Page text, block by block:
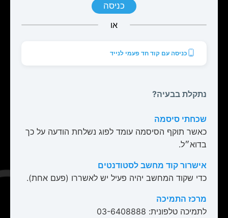
כניסה
או
כניסה עם קוד חד פעמי לנייד
נתקלת בבעיה?
שכחתי סיסמה
כאשר תוקף הסיסמה עומד לפוג נשלחת הודעה על כך
בדוא״ל.
אישרור קוד מחשב לסטודנטים
כדי שקוד המחשב יהיה פעיל יש לאשררו (פעם אחת).
מרכז התמיכה
לתמיכה טלפונית: 03-6408888